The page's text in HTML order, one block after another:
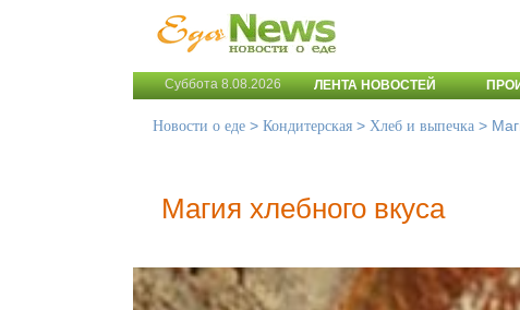
Суббота 8.08.2026 ЛЕНТА НОВОСТЕЙ
Новости о еде > Кондитерская > Хлеб и выпечка >
Магия хлебного вкуса